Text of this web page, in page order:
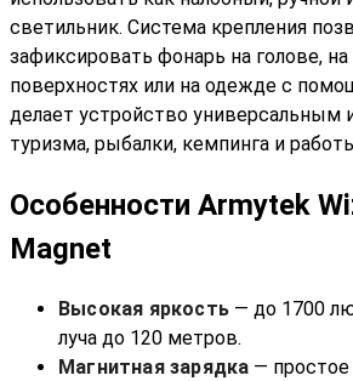
светильник. Система крепления
зафиксировать фонарь на голове,
поверхностях или на одежде с
делает устройство универсальным
туризма, рыбалки, кемпинга и
Особенности Armytek
Magnet
Высокая яркость — до 1700
луча до 120 метров.
Магнитная зарядка —